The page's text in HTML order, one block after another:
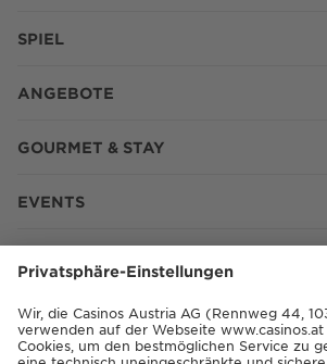
SPIEL
ANGEBOTE
GOURMET & STAY
EVENTS
SHOP.CASINOS.AT